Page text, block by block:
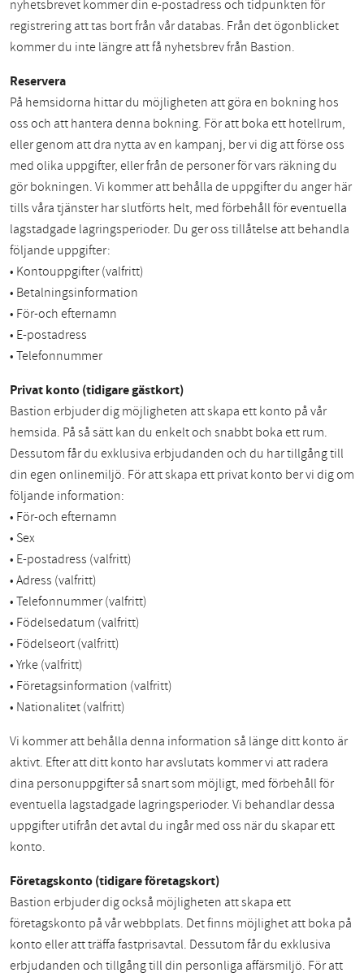
nyhetsbrevet kommer din e-postadress och tidpunkten för
registrering att tas bort från vår databas. Från det ögonblicket
kommer du inte längre att få nyhetsbrev från Bastion.
Reservera
På hemsidorna hittar du möjligheten att göra en bokning hos
oss och att hantera denna bokning. För att boka ett hotellrum,
eller genom att dra nytta av en kampanj, ber vi dig att förse oss
med olika uppgifter, eller från de personer för vars räkning du
gör bokningen. Vi kommer att behålla de uppgifter du anger här
tills våra tjänster har slutförts helt, med förbehåll för eventuella
lagstadgade lagringsperioder. Du ger oss tillåtelse att behandla
följande uppgifter:
• Kontouppgifter (valfritt)
• Betalningsinformation
• För-och efternamn
• E-postadress
• Telefonnummer
Privat konto (tidigare gästkort)
Bastion erbjuder dig möjligheten att skapa ett konto på vår
hemsida. På så sätt kan du enkelt och snabbt boka ett rum.
Dessutom får du exklusiva erbjudanden och du har tillgång till
din egen onlinemiljö. För att skapa ett privat konto ber vi dig om
följande information:
• För-och efternamn
• Sex
• E-postadress (valfritt)
• Adress (valfritt)
• Telefonnummer (valfritt)
• Födelsedatum (valfritt)
• Födelseort (valfritt)
• Yrke (valfritt)
• Företagsinformation (valfritt)
• Nationalitet (valfritt)
Vi kommer att behålla denna information så länge ditt konto är
aktivt. Efter att ditt konto har avslutats kommer vi att radera
dina personuppgifter så snart som möjligt, med förbehåll för
eventuella lagstadgade lagringsperioder. Vi behandlar dessa
uppgifter utifrån det avtal du ingår med oss när du skapar ett
konto.
Företagskonto (tidigare företagskort)
Bastion erbjuder dig också möjligheten att skapa ett
företagskonto på vår webbplats. Det finns möjlighet att boka på
konto eller att träffa fastprisavtal. Dessutom får du exklusiva
erbjudanden och tillgång till din personliga affärsmiljö. För att